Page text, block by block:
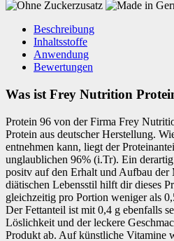
Beschreibung
Inhaltsstoffe
Anwendung
Bewertungen
Was ist Frey Nutrition
Protein 96 von der Firma Frey
Protein aus deutscher Herstellung.
entnehmen kann, liegt der
unglaublichen 96% (i.Tr). Ein
positv auf den Erhalt und Aufbau der
diätischen Lebensstil hilft dir dieses
gleichzeitig pro Portion weniger als
Der Fettanteil ist mit 0,4 g ebenfalls
Löslichkeit und der leckere
Produkt ab. Auf künstliche Vitamine